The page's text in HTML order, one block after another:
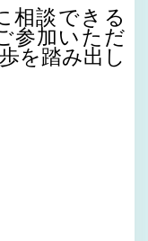
相談できる
参加いただ
を踏み出し